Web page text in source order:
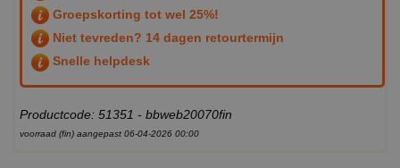
Groepskorting tot wel 25%!
Niet tevreden? 14 dagen retourtermijn
Snelle helpdesk
Productcode: 51351 - bbweb20070fin
voorraad (fin) aangepast 06-04-2026 00:00